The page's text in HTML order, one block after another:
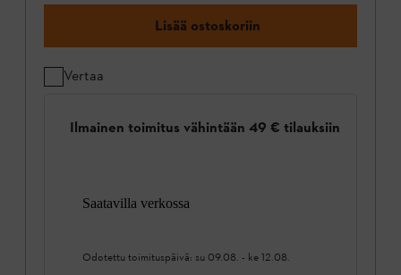
Lisää ostoskoriin
Vertaa
Ilmainen toimitus vähintään 49 € tilauksiin
Saatavilla verkossa
Odotettu toimituspäivä: su 09.08. - ke 12.08.